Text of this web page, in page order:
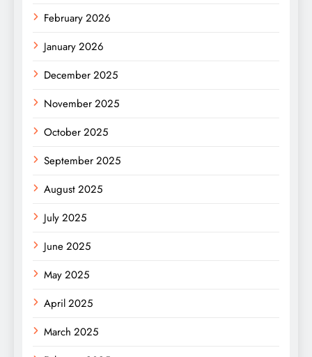
February 2026
January 2026
December 2025
November 2025
October 2025
September 2025
August 2025
July 2025
June 2025
May 2025
April 2025
March 2025